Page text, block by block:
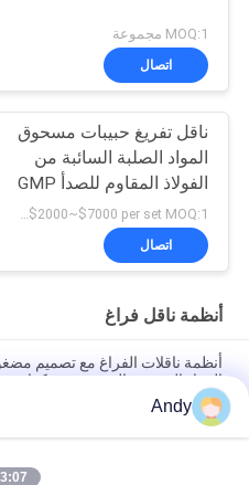
MOQ:1 مجموعة
اتصال
ناقل تفريغ حبيبات مسحوق
المواد الصلبة السائبة من
الفولاذ المقاوم للصدأ GMP
اتصال
أنظمة ناقل فراغ
أنظمة ناقلات الفراغ مع تصميم
المواد الحبيبية وال مسحوق بكفاءة
أنظمة النقل الفراغي الآلية للتغذية
العمليات الصناعية
Andy
3:07 PM